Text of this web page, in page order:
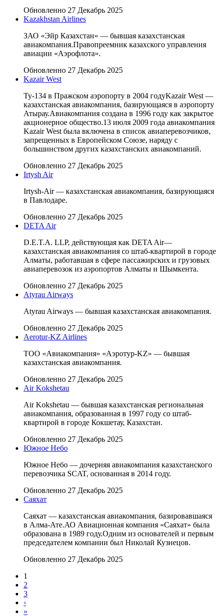
Обновленно 27 Декабрь 2025
Kazakhstan Airlines
ЗАО «Эйр Казахстан» — бывшая казахстанская
авиакомпания.Правопреемник казахского управления
авиации «Аэрофлота».
Обновленно 27 Декабрь 2025
Kazair West
Ту-134 в Пражском аэропорту в 2004 годуKazair West —
казахстанская авиакомпания, базирующаяся в аэропорту
Атырау.Авиакомпания создана в 1996 году как закрытое
акционерное общество.13 июля 2009 года авиакомпания
Kazair West была включена в список авиаперевозчиков,
запрещенных в Европейском Союзе, наряду с
большинством других казахстанских авиакомпаний.
Обновленно 27 Декабрь 2025
Irtysh Air
Irtysh-Air — казахстанская авиакомпания, базирующаяся
в Павлодаре.
Обновленно 27 Декабрь 2025
DETA Air
D.E.T.A. LLP, действующая как DETA Air—
казахстанская авиакомпания со штаб-квартирой в городе
Алматы, работавшая в сфере пассажирских и грузовых
авиаперевозок из аэропортов Алматы и Шымкента.
Обновленно 27 Декабрь 2025
Atyrau Airways
Atyrau Airways — бывшая казахстанская авиакомпания.
Обновленно 27 Декабрь 2025
Aerotur-KZ Airlines
ТОО «Авиакомпания» «Аэротур-KZ» — бывшая
казахстанская авиакомпания.
Обновленно 27 Декабрь 2025
Air Kokshetau
Air Kokshetau — бывшая казахстанская региональная
авиакомпания, образованная в 1997 году со штаб-
квартирой в городе Кокшетау, Казахстан.
Обновленно 27 Декабрь 2025
Южное Небо
Южное Небо — дочерняя авиакомпания казахстанского
перевозчика SCAT, основанная в 2014 году.
Обновленно 27 Декабрь 2025
Саяхат
Саяхат — казахстанская авиакомпания, базировавшаяся
в Алма-Ате.АО Авиационная компания «Саяхат» была
образована в 1989 году.Одним из основателей и первым
председателем компании был Николай Кузнецов.
Обновленно 27 Декабрь 2025
1
2
3
›
»